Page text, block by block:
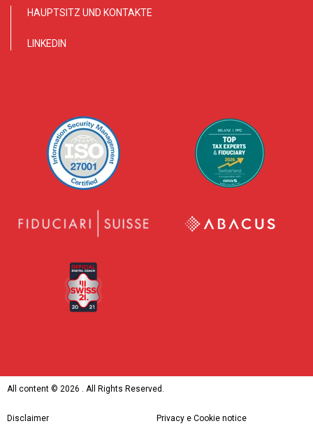
HAUPTSITZ UND KONTAKTE
LINKEDIN
All content © 2026 . All Rights Reserved.
Disclaimer Privacy e Cookie notice